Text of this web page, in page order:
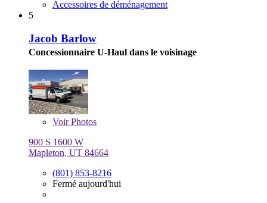
Accessoires de déménagement
5
Jacob Barlow
Concessionnaire U-Haul dans le voisinage
VoirPhotos
900 S 1600 W
Mapleton, UT 84664
(801) 853-8216
Fermé aujourd'hui